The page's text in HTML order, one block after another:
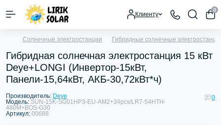
Клиенту
0
Солнечные электростанции Гибридные солнечные
Гибридная солнечная электростанция 15 кВт
Deye+LONGI (Инвертор-15кВт,
Панели-15,64кВт, АКБ-30,72кВт*ч)
Производитель: Deye
Модель: SUN-15K-SG01HP3-EU-AM2+34pcs/LR7-54HTH-
460M+BOS-G30
Артикул: 00688
0